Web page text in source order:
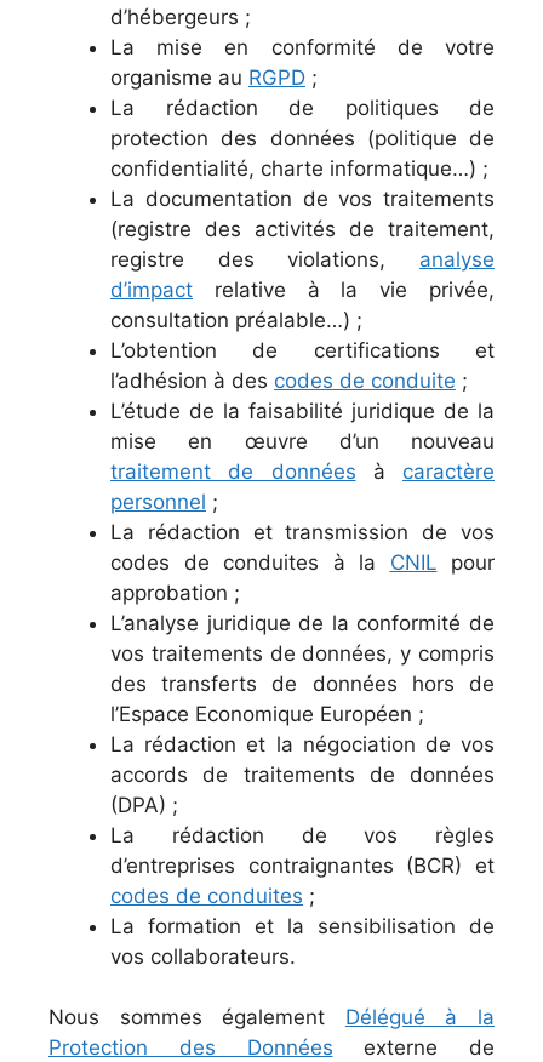
d’hébergeurs ;
La mise en conformité de votre
organisme au RGPD ;
La rédaction de politiques de
protection des données (politique de
confidentialité, charte informatique…) ;
La documentation de vos traitements
(registre des activités de traitement,
registre des violations, analyse
d’impact relative à la vie privée,
consultation préalable…) ;
L’obtention de certifications et
l’adhésion à des codes de conduite ;
L’étude de la faisabilité juridique de la
mise en œuvre d’un nouveau
traitement de données à caractère
personnel ;
La rédaction et transmission de vos
codes de conduites à la CNIL pour
approbation ;
L’analyse juridique de la conformité de
vos traitements de données, y compris
des transferts de données hors de
l’Espace Economique Européen ;
La rédaction et la négociation de vos
accords de traitements de données
(DPA) ;
La rédaction de vos règles
d’entreprises contraignantes (BCR) et
codes de conduites ;
La formation et la sensibilisation de
vos collaborateurs.
Nous sommes également Délégué à la
Protection des Données externe de